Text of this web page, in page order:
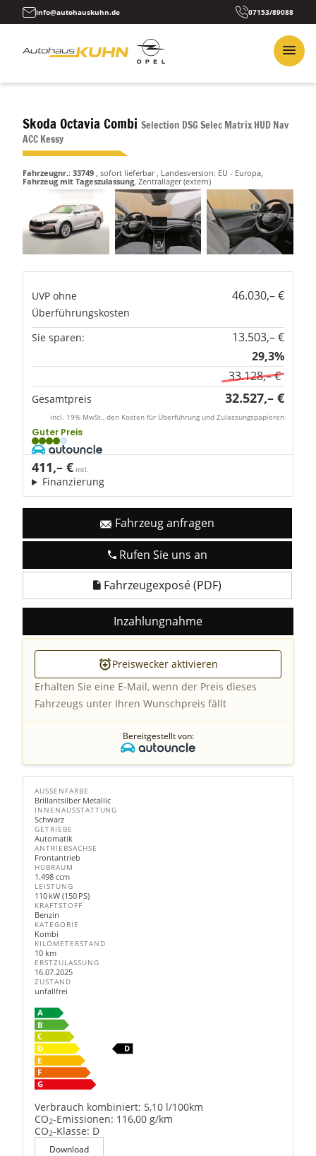
info@autohauskuhn.de 07153/89088
Skoda Octavia Combi Selection DSG Selec Matrix HUD Nav
ACC Kessy
Fahrzeugnr.: 33749 , sofort lieferbar, Landesversion: EU - Europa,
Fahrzeug mit Tageszulassung, Zentrallager (extern)
UVP ohne
Überführungskosten
46.030,– €
Sie sparen:
13.503,– €
29,3%
33.128,– €
Gesamtpreis 32.527,– €
incl. 19% MwSt., den Kosten für Überführung und Zulassungspapieren
Guter Preis
411,– € mtl.
Finanzierung
Rufen Sie uns an
Fahrzeug anfragen
Fahrzeugexposé (PDF)
Inzahlungnahme
Preiswecker aktivieren
Erhalten Sie eine E-Mail, wenn der Preis dieses
Fahrzeugs unter Ihren Wunschpreis fällt
Bereitgestellt von:
AUSSENFARBE
Brillantsilber Metallic
INNENAUSSTATTUNG
Schwarz
GETRIEBE
Automatik
ANTRIEBSACHSE
Frontantrieb
HUBRAUM
1.498 ccm
LEISTUNG
110 kW (150 PS)
KRAFTSTOFF
Benzin
KATEGORIE
Kombi
KILOMETERSTAND
10 km
ERSTZULASSUNG
16.07.2025
ZUSTAND
unfallfrei
Verbrauch kombiniert: 5,10 l/100km
CO2-Emissionen: 116,00 g/km
CO2-Klasse: D
Download